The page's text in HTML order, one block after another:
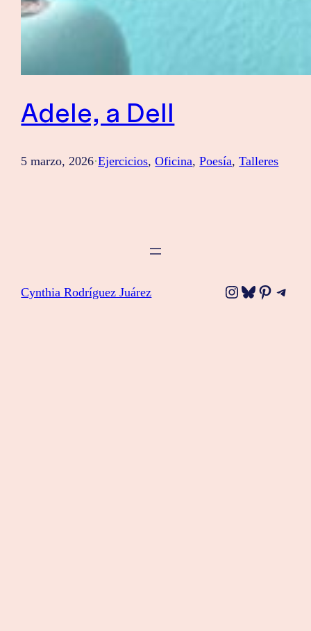
Adele, a Dell
5 marzo, 2026·Ejercicios, Oficina, Poesía, Talleres
Cynthia Rodríguez Juárez Instagram
Bluesky